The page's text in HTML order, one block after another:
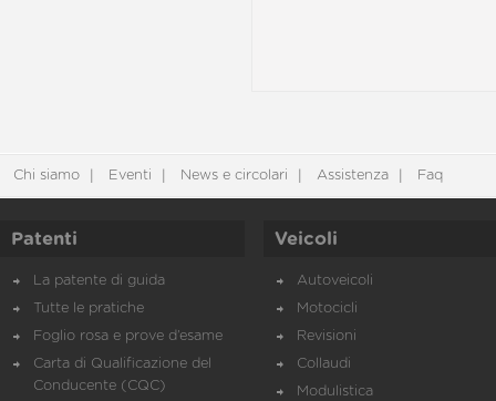
Chi siamo Eventi News e circolari Assistenza Faq
Patenti
La patente di guida
Tutte le pratiche
Foglio rosa e prove d’esame
Carta di Qualificazione del
Conducente (CQC)
Veicoli
Autoveicoli
Motocicli
Revisioni
Collaudi
Modulistica